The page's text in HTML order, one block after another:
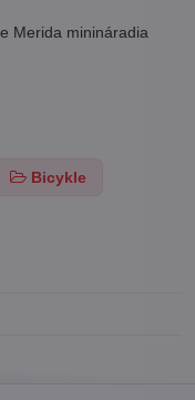
Merida minináradia
Bicykle